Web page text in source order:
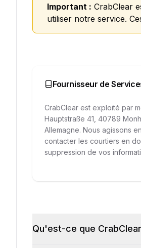
Important : CrabClear
utiliser notre service.
Fournisseur de
CrabClear est exploité par
Hauptstraße 41, 40789
Allemagne. Nous agissons
contacter les courtiers en
suppression de vos
Qu'est-ce que